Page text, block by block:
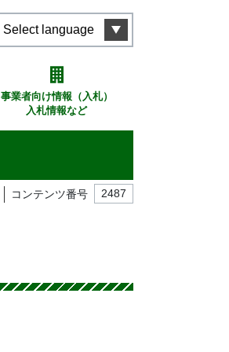
Select language
事業者向け情報（入札）
入札情報など
コンテンツ番号 2487